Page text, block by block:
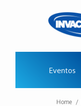
Eventos
Home